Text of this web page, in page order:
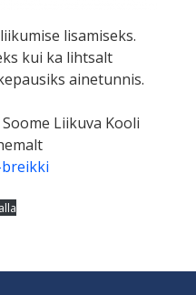
lisamiseks.
kui ka lihtsalt
ainetunnis.
Liikuva Kooli